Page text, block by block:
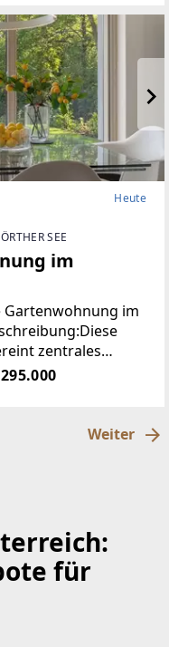
Heute
SEE
im
im
zentrales
ruhigen Lage
Sämtliche
Weiter
für